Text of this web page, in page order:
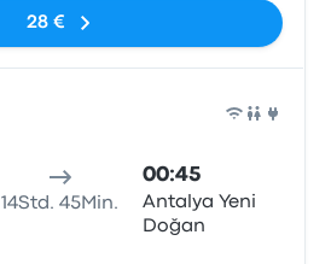
28 €
14Std. 45Min.
00:45
Antalya Yeni
Doğan